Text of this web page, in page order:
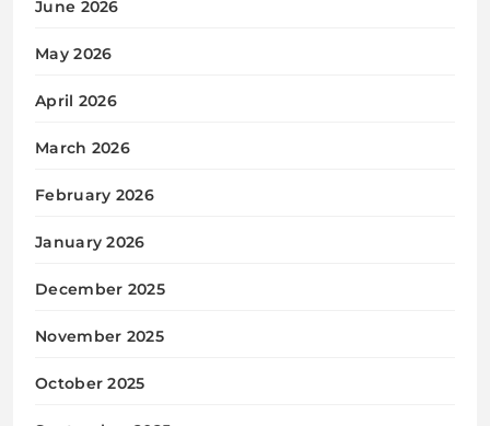
June 2026
May 2026
April 2026
March 2026
February 2026
January 2026
December 2025
November 2025
October 2025